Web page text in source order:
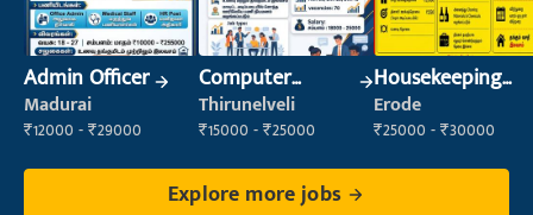
Admin Officer
Madurai
₹12000 - ₹29000
Computer
Operator
Thirunelveli
₹15000 - ₹25000
Housekeeping
Staff
(Housekeeping)
Erode
₹25000 - ₹30000
Explore more jobs